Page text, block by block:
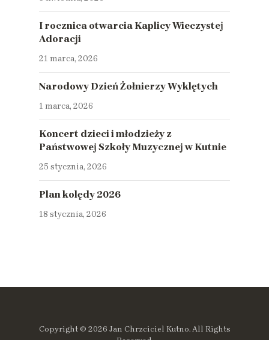
I rocznica otwarcia Kaplicy Wieczystej
Adoracji
21 marca, 2026
Narodowy Dzień Żołnierzy Wyklętych
1 marca, 2026
Koncert dzieci i młodzieży z
Państwowej Szkoły Muzycznej w Kutnie
25 stycznia, 2026
Plan kolędy 2026
18 stycznia, 2026
Copyright © 2026 Jan Chrzciciel Kutno. All Rights